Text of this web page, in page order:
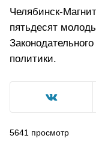
Челябинск-
пятьдесят
политики.
5641 просмотр